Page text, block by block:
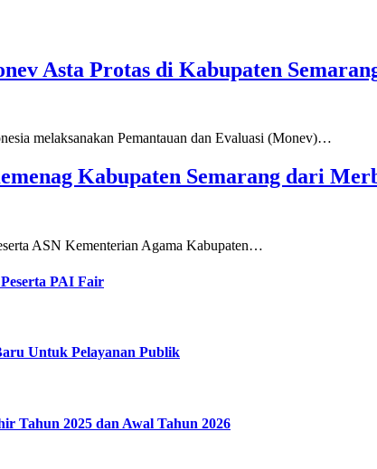
Asta Protas di Kabupaten
melaksanakan Pemantauan dan Evaluasi (Monev)…
Kabupaten Semarang dari
ASN Kementerian Agama Kabupaten…
PAI Fair
Untuk Pelayanan Publik
Tahun 2025 dan Awal Tahun 2026